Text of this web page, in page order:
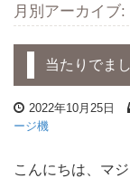
月別アーカイブ:
当たりでま
2022年10月25日
ージ機
こんにちは、マ